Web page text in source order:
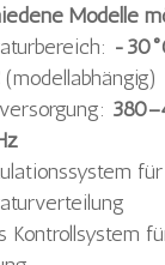
Modelle
-
(modellabhängig)
Kontrollsystem